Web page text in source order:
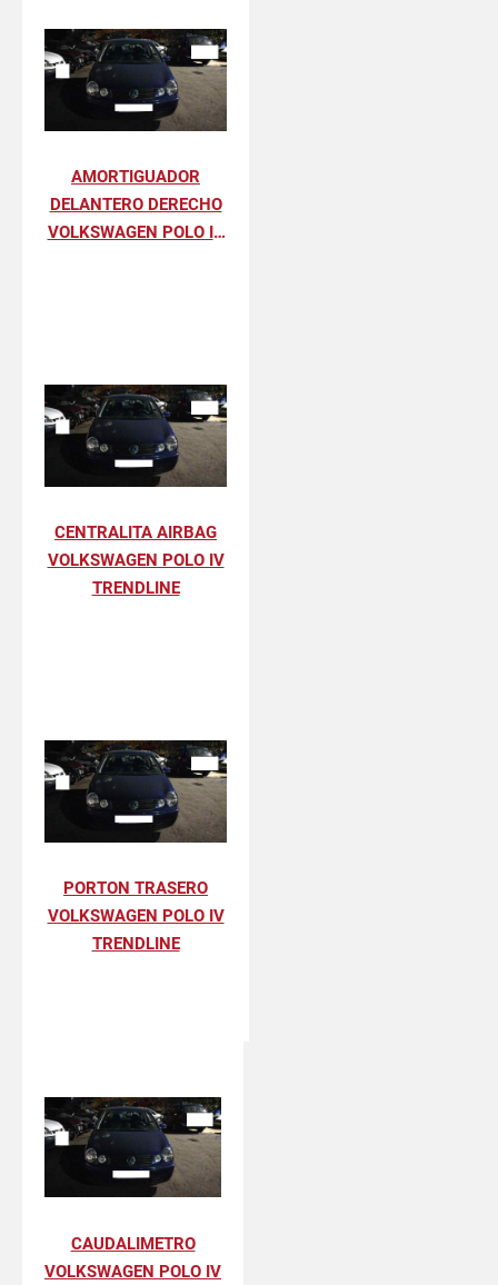
AMORTIGUADOR
DELANTERO DERECHO
VOLKSWAGEN POLO IV
CENTRALITA AIRBAG
VOLKSWAGEN POLO IV
TRENDLINE
PORTON TRASERO
VOLKSWAGEN POLO IV
TRENDLINE
CAUDALIMETRO
VOLKSWAGEN POLO IV